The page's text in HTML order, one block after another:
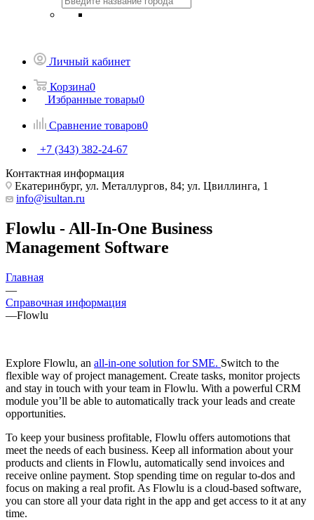
Личный кабинет
Корзина0
Избранные товары0
Сравнение товаров0
+7 (343) 382-24-67
Контактная информация
Екатеринбург, ул. Металлургов, 84; ул. Цвиллинга, 1
info@isultan.ru
Flowlu - All-In-One Business
Management Software
Главная
—
Справочная информация
—Flowlu
Explore Flowlu, an all-in-one solution for SME. Switch to the
flexible way of project management. Create tasks, monitor projects
and stay in touch with your team in Flowlu. With a powerful CRM
module you’ll be able to automatically track your leads and create
opportunities.
To keep your business profitable, Flowlu offers automotions that
meet the needs of each business. Keep all information about your
products and clients in Flowlu, automatically send invoices and
receive online payment. Stop spending time on regular to-dos and
focus on making a real profit. As Flowlu is a cloud-based software,
you can store all your data right in the app and get access to it at any
time.